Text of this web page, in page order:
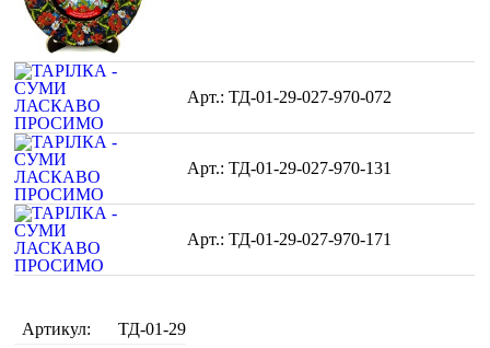
ТД-01-29-027-970-072
ТД-01-29-027-970-131
ТД-01-29-027-970-171
Артикул:
ТД-01-29